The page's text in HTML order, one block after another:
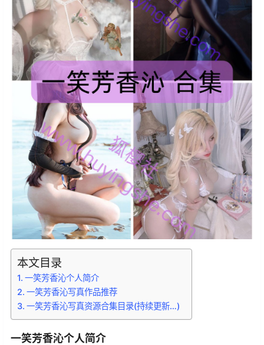
本文目录
一笑芳香沁个人简介
一笑芳香沁写真作品推荐
一笑芳香沁写真资源合集目录(持续更新…)
一笑芳香沁个人简介